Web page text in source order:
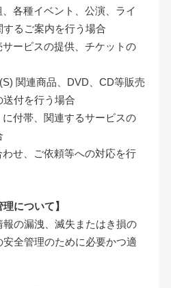
各種イベント、公演、ライ
るご案内を行う場合
ービスの提供、チケットの
関連商品、DVD、CD等販売
付を行う場合
付帯、関連するサービスの
せ、ご依頼等への対応を行
について】
の漏洩、滅失またはき損の
全管理のために必要かつ適